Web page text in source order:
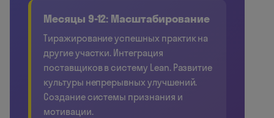
Месяцы 9-12: Масштабирование
Тиражирование успешных практик на
другие участки. Интеграция
поставщиков в систему Lean. Развитие
культуры непрерывных улучшений.
Создание системы признания и
мотивации.